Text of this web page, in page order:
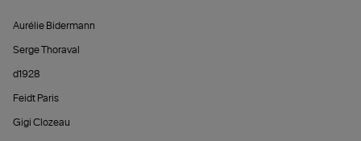
Aurélie Bidermann
Serge Thoraval
d1928
Feidt Paris
Gigi Clozeau